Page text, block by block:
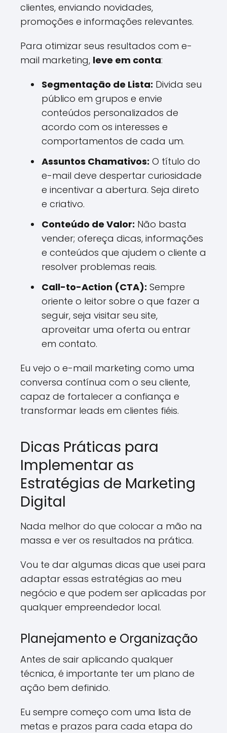
clientes, enviando novidades,
promoções e informações relevantes.
Para otimizar seus resultados com e-
mail marketing, leve em conta:
Segmentação de Lista: Divida seu
público em grupos e envie
conteúdos personalizados de
acordo com os interesses e
comportamentos de cada um.
Assuntos Chamativos: O título do
e-mail deve despertar curiosidade
e incentivar a abertura. Seja direto
e criativo.
Conteúdo de Valor: Não basta
vender; ofereça dicas, informações
e conteúdos que ajudem o cliente a
resolver problemas reais.
Call-to-Action (CTA): Sempre
oriente o leitor sobre o que fazer a
seguir, seja visitar seu site,
aproveitar uma oferta ou entrar
em contato.
Eu vejo o e-mail marketing como uma
conversa contínua com o seu cliente,
capaz de fortalecer a confiança e
transformar leads em clientes fiéis.
Dicas Práticas para
Implementar as
Estratégias de Marketing
Digital
Nada melhor do que colocar a mão na
massa e ver os resultados na prática.
Vou te dar algumas dicas que usei para
adaptar essas estratégias ao meu
negócio e que podem ser aplicadas por
qualquer empreendedor local.
Planejamento e Organização
Antes de sair aplicando qualquer
técnica, é importante ter um plano de
ação bem definido.
Eu sempre começo com uma lista de
metas e prazos para cada etapa do